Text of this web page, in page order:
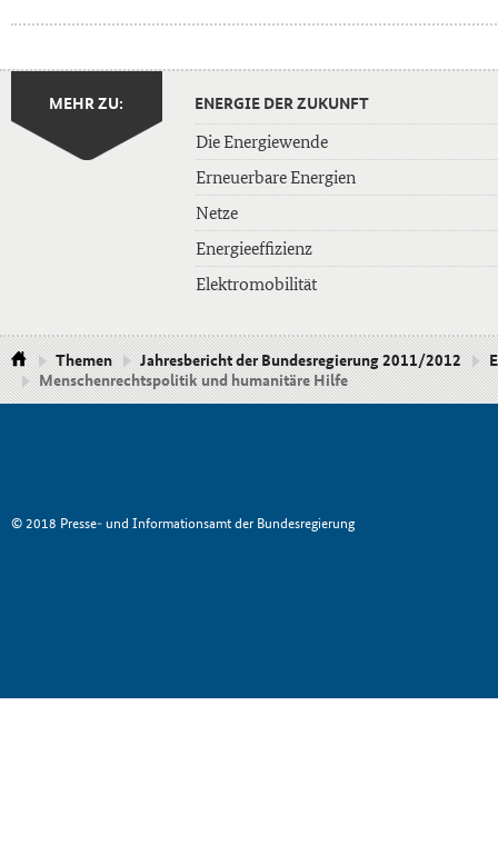
MEHR ZU: ENERGIE DER ZUKUNFT
Die Energiewende
Erneuerbare Energien
Netze
Energieeffizienz
Elektromobilität
Themen Jahresbericht der Bundesregierung 2011/2012
Menschenrechtspolitik und humanitäre Hilfe
© 2018 Presse- und Informationsamt der Bundesregierung